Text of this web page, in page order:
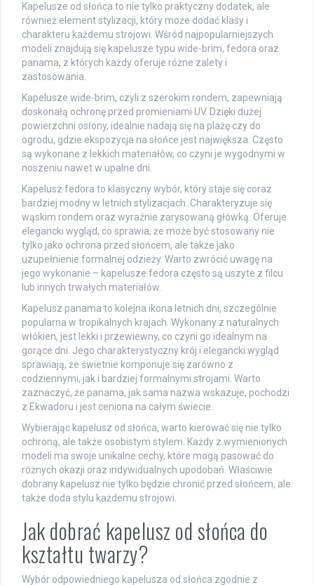
Kapelusze od słońca to nie tylko praktyczny dodatek, ale
również element stylizacji, który może dodać klasy i
charakteru każdemu strojowi. Wśród najpopularniejszych
modeli znajdują się kapelusze typu wide-brim, fedora oraz
panama, z których każdy oferuje różne zalety i
zastosowania.
Kapelusze wide-brim, czyli z szerokim rondem, zapewniają
doskonałą ochronę przed promieniami UV. Dzięki dużej
powierzchni osłony, idealnie nadają się na plażę czy do
ogrodu, gdzie ekspozycja na słońce jest największa. Często
są wykonane z lekkich materiałów, co czyni je wygodnymi w
noszeniu nawet w upalne dni.
Kapelusz fedora to klasyczny wybór, który staje się coraz
bardziej modny w letnich stylizacjach. Charakteryzuje się
wąskim rondem oraz wyraźnie zarysowaną główką. Oferuje
elegancki wygląd, co sprawia, że może być stosowany nie
tylko jako ochrona przed słońcem, ale także jako
uzupełnienie formalnej odzieży. Warto zwrócić uwagę na
jego wykonanie – kapelusze fedora często są uszyte z filcu
lub innych trwałych materiałów.
Kapelusz panama to kolejna ikona letnich dni, szczególnie
popularna w tropikalnych krajach. Wykonany z naturalnych
włókien, jest lekki i przewiewny, co czyni go idealnym na
gorące dni. Jego charakterystyczny krój i elegancki wygląd
sprawiają, że świetnie komponuje się zarówno z
codziennymi, jak i bardziej formalnymi strojami. Warto
zaznaczyć, że panama, jak sama nazwa wskazuje, pochodzi
z Ekwadoru i jest ceniona na całym świecie.
Wybierając kapelusz od słońca, warto kierować się nie tylko
ochroną, ale także osobistym stylem. Każdy z wymienionych
modeli ma swoje unikalne cechy, które mogą pasować do
różnych okazji oraz indywidualnych upodobań. Właściwie
dobrany kapelusz nie tylko będzie chronić przed słońcem, ale
także doda stylu każdemu strojowi.
Jak dobrać kapelusz od słońca do
kształtu twarzy?
Wybór odpowiedniego kapelusza od słońca zgodnie z